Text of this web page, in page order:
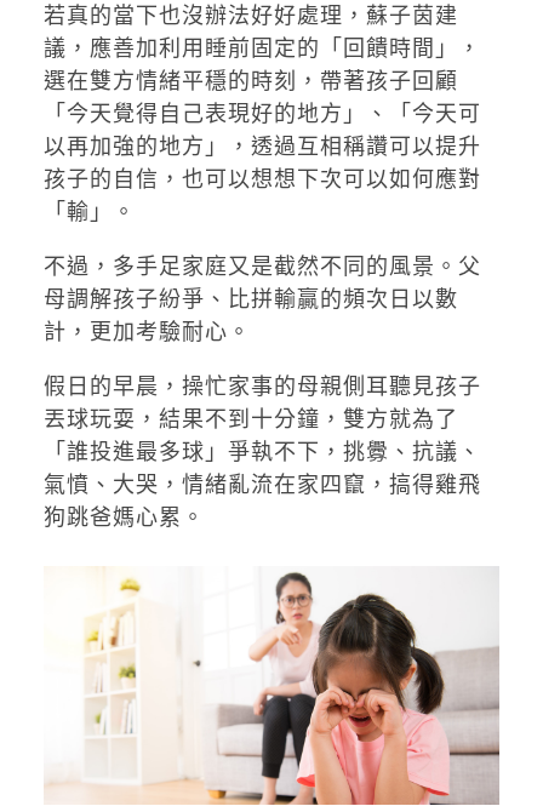
若真的當下也沒辦法好好處理，蘇子茵建
議，應善加利用睡前固定的「回饋時間」，
選在雙方情緒平穩的時刻，帶著孩子回顧
「今天覺得自己表現好的地方」、「今天可
以再加強的地方」，透過互相稱讚可以提升
孩子的自信，也可以想想下次可以如何應對
「輸」。
不過，多手足家庭又是截然不同的風景。父
母調解孩子紛爭、比拼輸贏的頻次日以數
計，更加考驗耐心。
假日的早晨，操忙家事的母親側耳聽見孩子
丟球玩耍，結果不到十分鐘，雙方就為了
「誰投進最多球」爭執不下，挑釁、抗議、
氣憤、大哭，情緒亂流在家四竄，搞得雞飛
狗跳爸媽心累。